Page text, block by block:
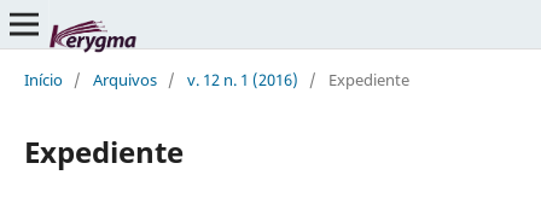
Início / Arquivos / v. 12 n. 1 (2016) / Expediente
Expediente